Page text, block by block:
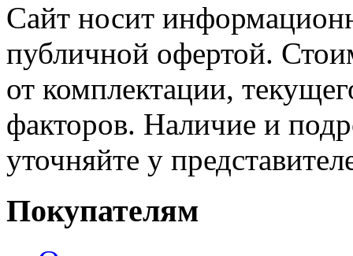
Сайт носит
публичной офертой.
от комплектации,
факторов. Наличие и
уточняйте у
Покупателям